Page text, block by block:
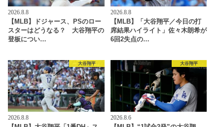
2026.8.8
【MLB】ドジャース、PSのロー
スターはどうなる？ 大谷翔平の
登板につい…
2026.8.8
【MLB】「大谷翔平／今日の打
席結果ハイライト」佐々木朗希が
6回2失点の…
大谷翔平
2026.8.8
大谷翔平
2026.8.6